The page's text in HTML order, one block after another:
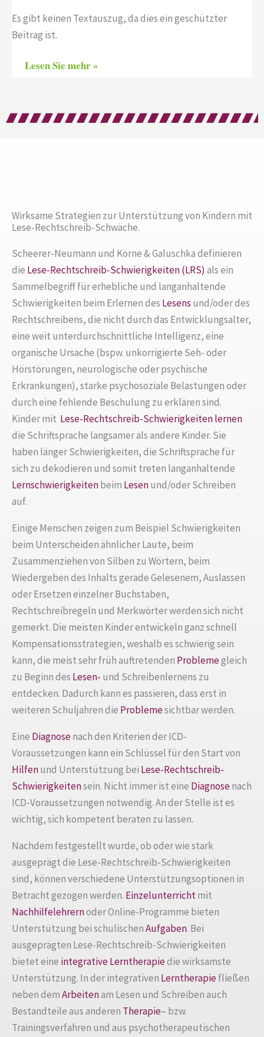
Es gibt keinen Textauszug, da dies ein geschützter
Beitrag ist.
Lesen Sie mehr »
Wirksame Strategien zur Unterstützung von Kindern mit
Lese-Rechtschreib-Schwäche.
Scheerer-Neumann und Körne & Galuschka definieren
die Lese-Rechtschreib-Schwierigkeiten (LRS) als ein
Sammelbegriff für erhebliche und langanhaltende
Schwierigkeiten beim Erlernen des Lesens und/oder des
Rechtschreibens, die nicht durch das Entwicklungsalter,
eine weit unterdurchschnittliche Intelligenz, eine
organische Ursache (bspw. unkorrigierte Seh- oder
Hörstörungen, neurologische oder psychische
Erkrankungen), starke psychosoziale Belastungen oder
durch eine fehlende Beschulung zu erklären sind.
Kinder mit Lese-Rechtschreib-Schwierigkeitenlernen
die Schriftsprache langsamer als andere Kinder. Sie
haben länger Schwierigkeiten, die Schriftsprache für
sich zu dekodieren und somit treten langanhaltende
Lernschwierigkeitenbeim Lesenund/oder Schreiben
auf.
Einige Menschen zeigen zum Beispiel Schwierigkeiten
beim Unterscheiden ähnlicher Laute, beim
Zusammenziehen von Silben zu Wörtern, beim
Wiedergeben des Inhalts gerade Gelesenem, Auslassen
oder Ersetzen einzelner Buchstaben,
Rechtschreibregeln und Merkwörter werden sich nicht
gemerkt. Die meisten Kinder entwickeln ganz schnell
Kompensationsstrategien, weshalb es schwierig sein
kann, die meist sehr früh auftretenden Problemegleich
zu Beginn des Lesen- und Schreibenlernens zu
entdecken. Dadurch kann es passieren, dass erst in
weiteren Schuljahren die Problemesichtbar werden.
Eine Diagnosenach den Kriterien der ICD-
Voraussetzungen kann ein Schlüssel für den Start von
Hilfenund Unterstützung bei Lese-Rechtschreib-
Schwierigkeitensein. Nicht immer ist eine Diagnosenach
ICD-Voraussetzungen notwendig. An der Stelle ist es
wichtig, sich kompetent beraten zu lassen.
Nachdem festgestellt wurde, ob oder wie stark
ausgeprägt die Lese-Rechtschreib-Schwierigkeiten
sind, können verschiedene Unterstützungsoptionen in
Betracht gezogen werden. Einzelunterrichtmit
Nachhilfelehrernoder Online-Programme bieten
Unterstützung bei schulischenAufgaben. Bei
ausgeprägten Lese-Rechtschreib-Schwierigkeiten
bietet eine integrative Lerntherapiedie wirksamste
Unterstützung. In der integrativen Lerntherapiefließen
neben demArbeitenam Lesen und Schreiben auch
Bestandteile aus anderen Therapie– bzw.
Trainingsverfahren und aus psychotherapeutischen